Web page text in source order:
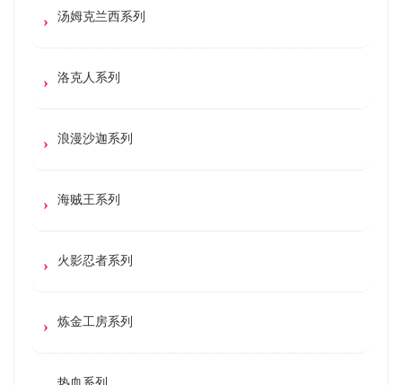
汤姆克兰西系列
洛克人系列
浪漫沙迦系列
海贼王系列
火影忍者系列
炼金工房系列
热血系列